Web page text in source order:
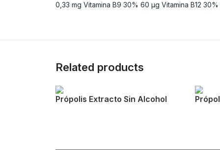
0,33 mg Vitamina B9 30% 60 µg Vitamina B12
Related products
Própolis Extracto Sin Alcohol